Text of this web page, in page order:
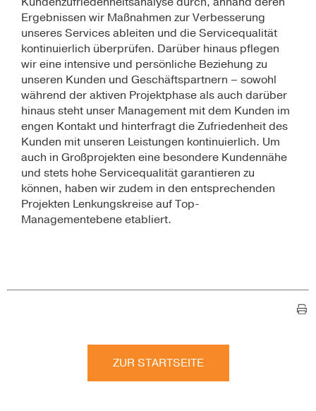
Ergebnissen wir Maßnahmen zur Verbesserung
unseres Services ableiten und die Servicequalität
kontinuierlich überprüfen. Darüber hinaus pflegen
wir eine intensive und persönliche Beziehung zu
unseren Kunden und Geschäftspartnern – sowohl
während der aktiven Projektphase als auch darüber
hinaus steht unser Management mit dem Kunden im
engen Kontakt und hinterfragt die Zufriedenheit des
Kunden mit unseren Leistungen kontinuierlich. Um
auch in Großprojekten eine besondere Kundennähe
und stets hohe Servicequalität garantieren zu
können, haben wir zudem in den entsprechenden
Projekten Lenkungskreise auf Top-
Managementebene etabliert.
ZUR STARTSEITE